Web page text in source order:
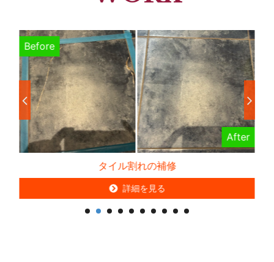
Before
After
タイル割れの補修
詳細を見る
詳細を見る